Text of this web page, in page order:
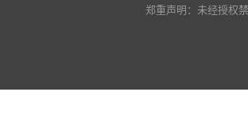
郑重声明：未经授权